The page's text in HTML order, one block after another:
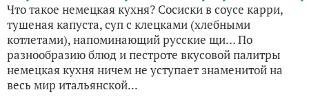
Что такое немецкая кухня? Сосиски в соусе карри,
тушеная капуста, суп с клецками (хлебными
котлетами), напоминающий русские щи… По
разнообразию блюд и пестроте вкусовой палитры
немецкая кухня ничем не уступает знаменитой на
весь мир итальянской...